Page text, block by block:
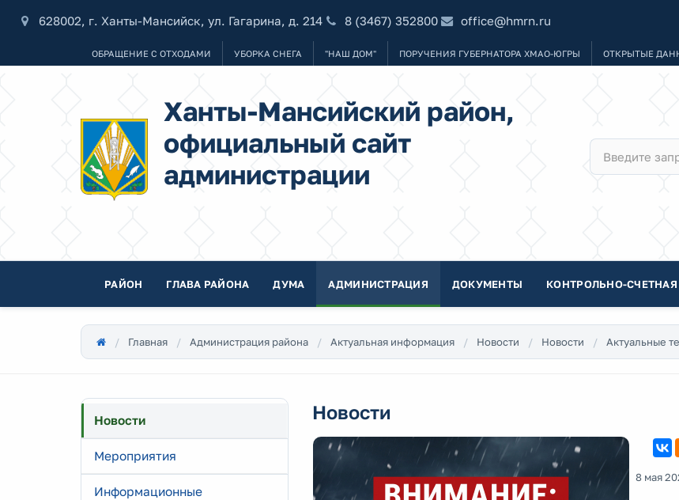
628002, г. Ханты-Мансийск, ул. Гагарина, д. 214 8 (3467) 352800 office@hmrn.ru
ОБРАЩЕНИЕ С ОТХОДАМИ УБОРКА СНЕГА "НАШ ДОМ" ПОРУЧЕНИЯ ГУБЕРНАТОРА ХМАО-ЮГРЫ ОТКРЫТЫЕ
Ханты-Мансийский район,
официальный сайт
администрации
РАЙОН ГЛАВА РАЙОНА ДУМА АДМИНИСТРАЦИЯ ДОКУМЕНТЫ КОНТРОЛЬНО-СЧЕТНАЯ
Главная Администрация района Актуальная информация Новости Новости Актуальные
Новости
Мероприятия
Информационные
Новости
8 мая